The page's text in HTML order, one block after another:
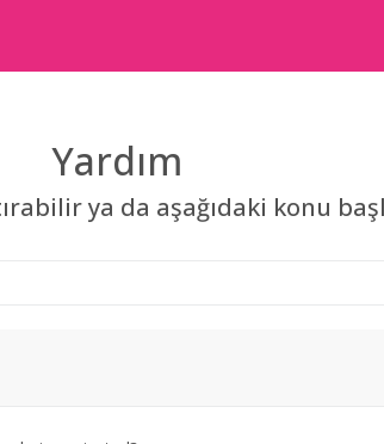
Yardım
ya da aşağıdaki konu